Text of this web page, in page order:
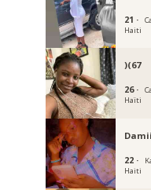
21 ·
Haiti
)(67
26 ·
Haïti
22 ·
Haiti